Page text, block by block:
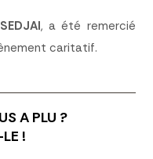
, a été remercié
caritatif.
A PLU ?
!